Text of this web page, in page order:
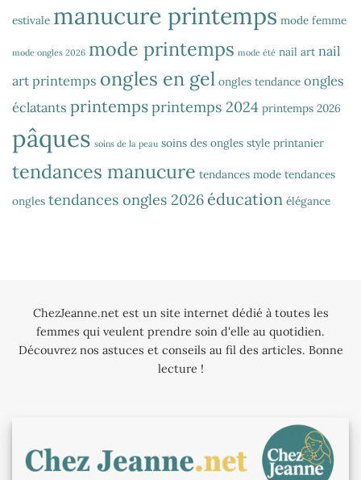
estivale manucure printemps mode femme
mode ongles 2026 mode printemps mode été nail art nail
art printemps ongles en gel ongles tendance ongles
éclatants printempsprintemps 2024 printemps 2026
pâques soins de la peau soins des ongles style printanier
tendances manucure tendances mode tendances
ongles tendances ongles 2026 éducation élégance
ChezJeanne.net est un site internet dédié à toutes les
femmes qui veulent prendre soin d'elle au quotidien.
Découvrez nos astuces et conseils au fil des articles. Bonne
lecture !